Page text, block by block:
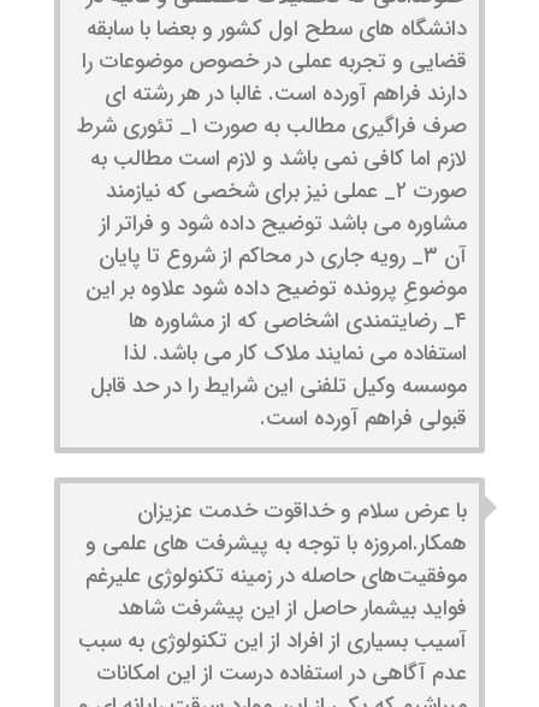
دانشگاه های سطح اول کشور و بعضا با سابقه
قضایی و تجربه عملی در خصوص موضوعات را
دارند فراهم آورده است‌. غالبا در هر رشته ای
صرف فراگیری مطالب به صورت ۱_ تئوری شرط
لازم اما کافی نمی باشد و لازم است مطالب به
صورت ۲_ عملی نیز برای شخصی که نیازمند
مشاوره می باشد توضیح داده شود و فراتر از
آن ۳_ رویه جاری در محاکم از شروع تا پایان
موضوعِ پرونده توضیح داده شود علاوه بر این
۴_ رضایتمندی اشخاصی که از مشاوره ها
استفاده می نمایند ملاک کار می باشد. لذا
موسسه وکیل تلفنی این شرایط را در حد قابل
قبولی فراهم آورده است‌.
با عرض سلام و خداقوت خدمت عزیزان
همکار.امروزه با توجه به پیشرفت های علمی و
موفقیت‌های حاصله در زمینه تکنولوژی علیرغم
فواید بیشمار حاصل از این پیشرفت شاهد
آسیب بسیاری از افراد از این تکنولوژی به سبب
عدم آگاهی در استفاده درست از این امکانات